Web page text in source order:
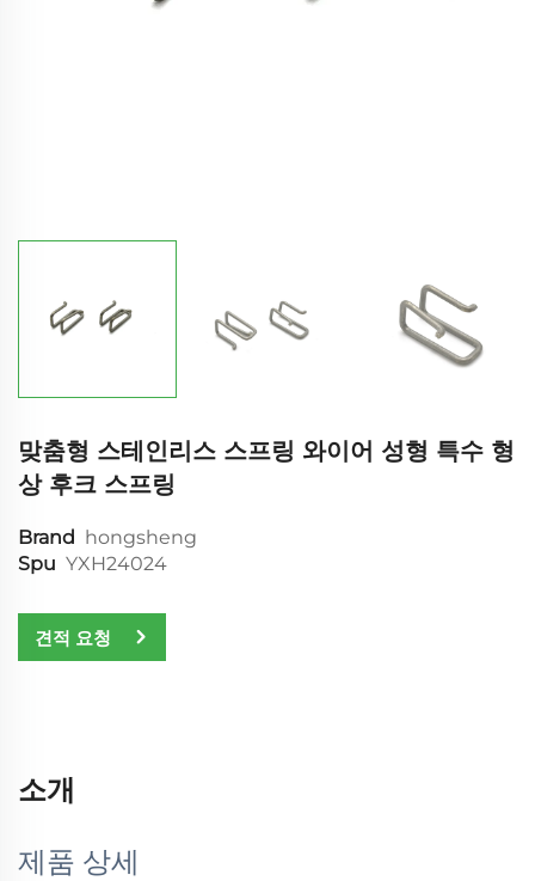
맞춤형 스테인리스 스프링 와이어 성형 특수 형
상 후크 스프링
Brand
hongsheng
Spu YXH24024
견적 요청
소개
제품 상세